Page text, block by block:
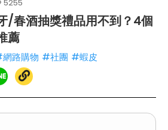
5255
/春酒抽獎禮品用不到？4個
薦
路購物 #社團 #蝦皮